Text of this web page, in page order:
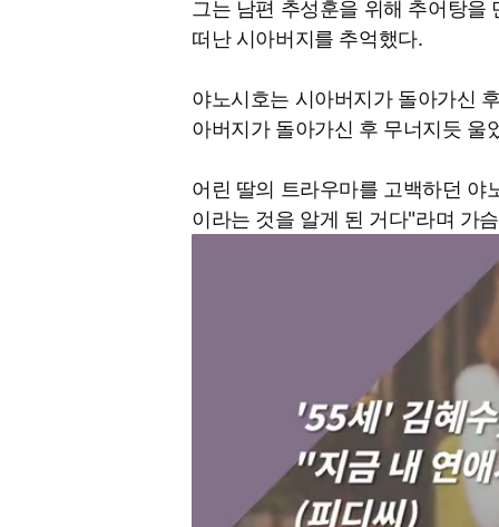
그는 남편 추성훈을 위해 추어탕
떠난 시아버지를 추억했다.
야노시호는 시아버지가 돌아가신
아버지가 돌아가신 후 무너지듯
어린 딸의 트라우마를 고백하던 야
이라는 것을 알게 된 거다"라며 가